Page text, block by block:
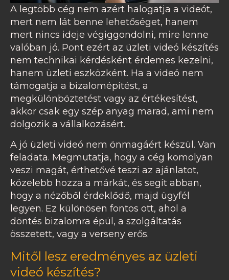
A legtöbb cég nem azért halogatja a videót,
mert nem lát benne lehetőséget, hanem
mert nincs ideje végiggondolni, mire lenne
valóban jó. Pont ezért az üzleti videó készítés
nem technikai kérdésként érdemes kezelni,
hanem üzleti eszközként. Ha a videó nem
támogatja a bizalomépítést, a
megkülönböztetést vagy az értékesítést,
akkor csak egy szép anyag marad, ami nem
dolgozik a vállalkozásért.
A jó üzleti videó nem önmagáért készül. Van
feladata. Megmutatja, hogy a cég komolyan
veszi magát, érthetővé teszi az ajánlatot,
közelebb hozza a márkát, és segít abban,
hogy a nézőből érdeklődő, majd ügyfél
legyen. Ez különösen fontos ott, ahol a
döntés bizalomra épül, a szolgáltatás
összetett, vagy a verseny erős.
Mitől lesz eredményes az üzleti
videó készítés?